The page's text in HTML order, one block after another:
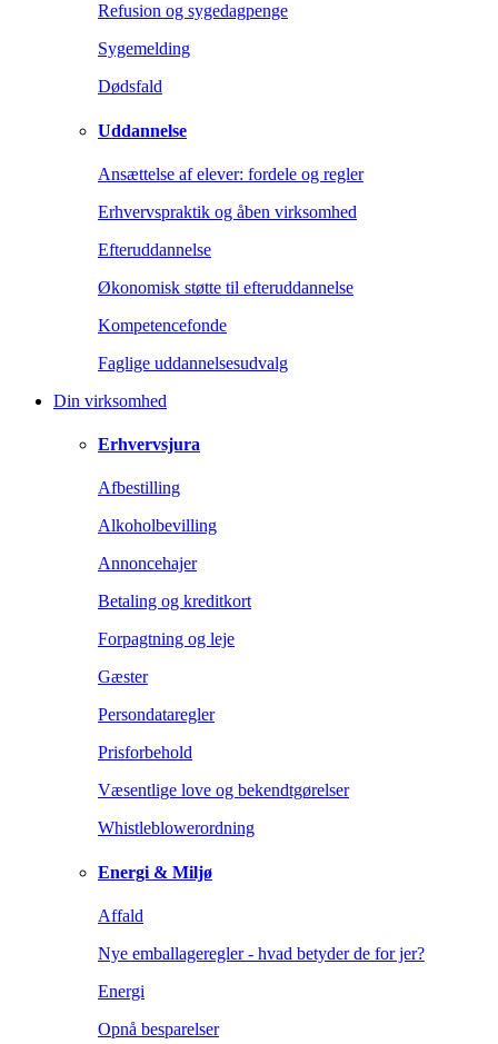
Refusion og sygedagpenge
Sygemelding
Dødsfald
Uddannelse
Ansættelse af elever: fordele og regler
Erhvervspraktik og åben virksomhed
Efteruddannelse
Økonomisk støtte til efteruddannelse
Kompetencefonde
Faglige uddannelsesudvalg
Din virksomhed
Erhvervsjura
Afbestilling
Alkoholbevilling
Annoncehajer
Betaling og kreditkort
Forpagtning og leje
Gæster
Persondataregler
Prisforbehold
Væsentlige love og bekendtgørelser
Whistleblowerordning
Energi & Miljø
Affald
Nye emballageregler - hvad betyder de for jer?
Energi
Opnå besparelser